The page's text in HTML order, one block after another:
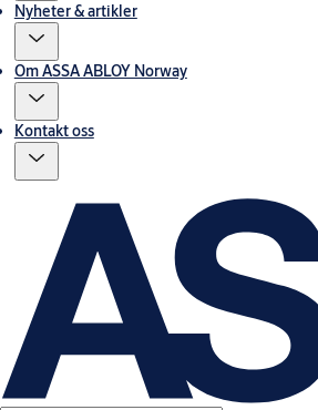
Nyheter & artikler
Om ASSA ABLOY Norway
Kontakt oss